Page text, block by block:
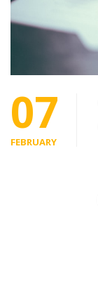
07
FEBRUARY